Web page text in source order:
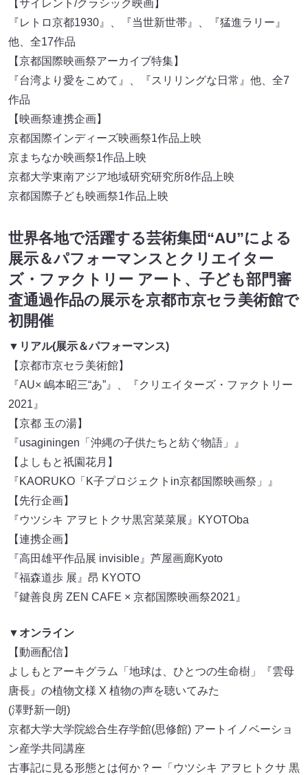
【サイレント/クラシック映画】
『レトロ京都1930』、『当世新世帯』、『猛進ラリー』
他、全17作品
【京都国際映画祭アーカイブ特集】
『台湾より愛をこめて』、『スリリングな日常』他、全7
作品
【映画祭連携企画】
京都国際インディーズ映画祭1作品上映
京まちなか映画祭1作品上映
京都大学東南アジア地域研究研究所8作品上映
京都国際子ども映画祭1作品上映
世界各地で活躍する芸術集団“AU”による
展示＆パフォーマンスとクリエイター
ズ・ファクトリー アート、子ども部門審
査通過作品の展示を京都市京セラ美術館で
初開催
▼リアル(展示＆パフォーマンス)
【京都市京セラ美術館】
『AU× 嶋本昭三“あ”』、『クリエイターズ・ファクトリー
2021』
【京都 玉の湯】
『usaginingen「沖縄の子供たちと紡ぐ物語」』
【よしもと祇園花月】
『KAORUKO「K子プロジェクトin京都国際映画祭」』
【先行企画】
『ウツシキ アヲヒトクサ黒宮菜菜展』KYOTOba
【連携企画】
『高田雄平作品展 invisible』芦屋画廊Kyoto
『福森道歩 展』昂 KYOTO
『鍵善良房 ZEN CAFE × 京都国際映画祭2021』
▼オンライン
【動画配信】
よしもとアーキグラム「地球は、ひとつの生命樹」『雲母
唐長』の植物文様 X 植物の声を聴いてみた
(澤野新一朗)
京都大学大学院総合生存学館(思修館) アートイノベーショ
ン産学共同講座
古事記に見る形態とは何か？ー「ウツシキ アヲヒトクサ 黒